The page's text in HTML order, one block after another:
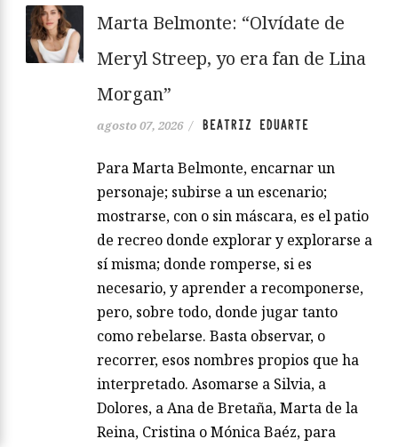
Marta Belmonte: “Olvídate de
Meryl Streep, yo era fan de Lina
Morgan”
agosto 07, 2026 / BEATRIZ EDUARTE
Para Marta Belmonte, encarnar un
personaje; subirse a un escenario;
mostrarse, con o sin máscara, es el patio
de recreo donde explorar y explorarse a
sí misma; donde romperse, si es
necesario, y aprender a recomponerse,
pero, sobre todo, donde jugar tanto
como rebelarse. Basta observar, o
recorrer, esos nombres propios que ha
interpretado. Asomarse a Silvia, a
Dolores, a Ana de Bretaña, Marta de la
Reina, Cristina o Mónica Baéz, para